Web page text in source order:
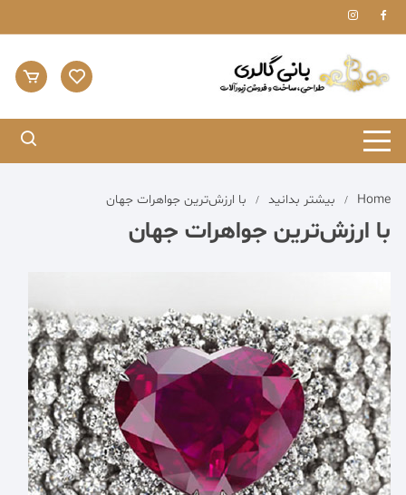
Home بیشتر بدانید با ارزش‌ترین جواهرات جهان
با ارزش‌ترین جواهرات جهان